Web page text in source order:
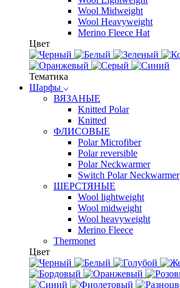
Wool Midweight
Wool Heavyweight
Merino Fleece Hat
Цвет
Тематика
Шарфы
ВЯЗАНЫЕ
Knitted Polar
Knitted
ФЛИСОВЫЕ
Polar Microfiber
Polar reversible
Polar Neckwarmer
Switch Polar Neckwarmer
ШЕРСТЯНЫЕ
Wool lightweight
Wool midweight
Wool heavyweight
Merino Fleece
Thermonet
Цвет